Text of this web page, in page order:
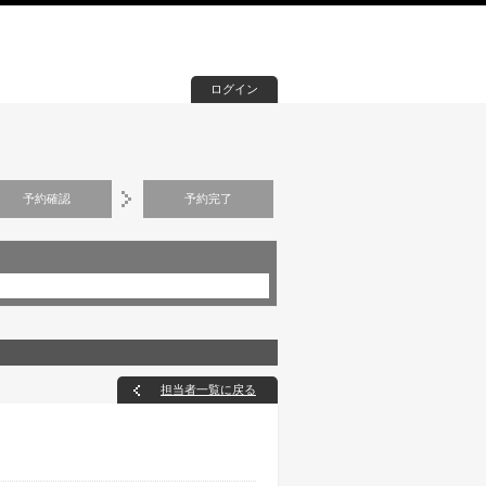
ログイン
予約確認 予約完了
担当者一覧に戻る